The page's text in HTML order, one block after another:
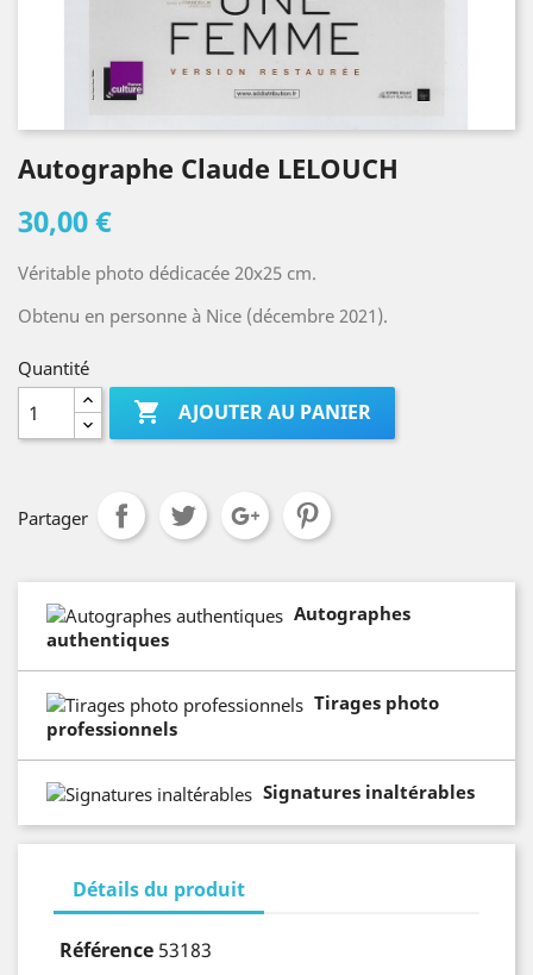
Autographe Claude LELOUCH
30,00 €
Véritable photo dédicacée 20x25 cm.
Obtenu en personne à Nice (décembre 2021).
Quantité
 AJOUTER AU PANIER
Partager
Autographes
authentiques
Tirages photo
professionnels
Signatures inaltérables
Détails du produit
Référence 53183